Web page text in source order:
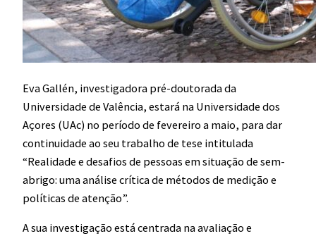
Eva Gallén, investigadora pré-doutorada da
Universidade de Valência, estará na Universidade dos
Açores (UAc) no período de fevereiro a maio, para dar
continuidade ao seu trabalho de tese intitulada
“Realidade e desafios de pessoas em situação de sem-
abrigo: uma análise crítica de métodos de medição e
políticas de atenção”.
A sua investigação está centrada na avaliação e